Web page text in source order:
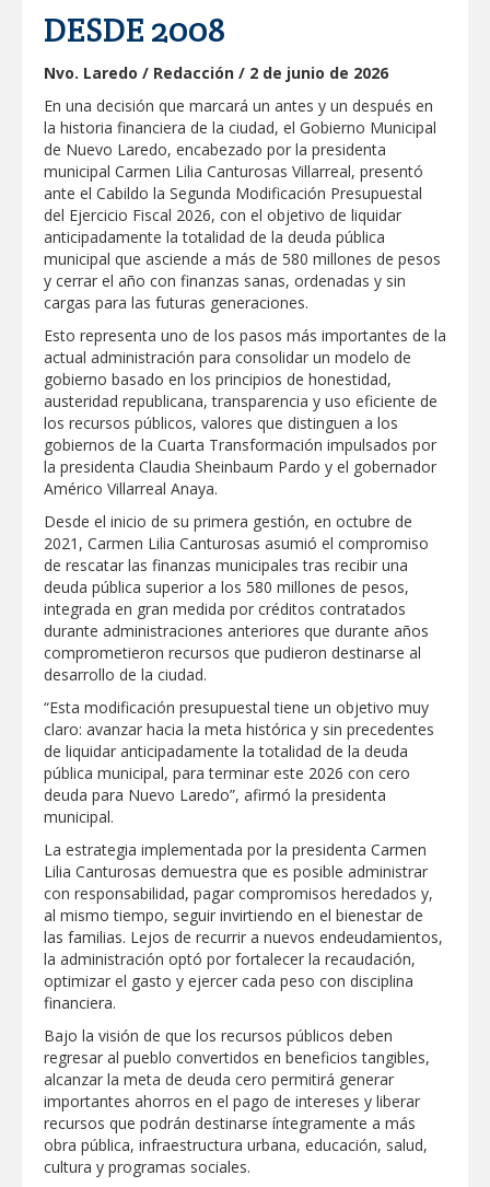
La UAT, Gobierno del Estado y
ganaderos consolidan proyecto “Carne
Tam
GOBIERNO MUNICIPAL INVITA A
CAMPAÑA DE TAMIZAJE AUDITIVO
GRATUITO PARA RECIÉN NACIDOS EN
CLÍNICA UNE NUEVA ERA
Entregó Carlos Peña Ortiz apoyos de
"Mamá Luchona", acompañado por la
Senadora Maki Esther Ortiz Domínguez
Instala Sector Salud Comité Estatal de
Calidad en Salud para garantizar un trato
digno y humanitario a los pacientes
GOBIERNO MUNICIPAL LLEVARÁ
“PRESIDENCIA CERQUITA DE TI” A LAS
COLONIAS JARDÍN Y SAN RAFAEL
Atiende Gobierno de Reynosa reportes
ciudadanos
ATIENDE COMAPA MÁS DE 1800
REPORTES RECIBIDOS A TRAVÉS DEL
073 DURANTE JULIO
Llevó Carlos Peña Ortiz programa
Subsidio del Agua a Valle Soleado
Prepara DIF Tamaulipas actividades para
conmemorar el mes de las personas
adultas mayores
ESCUELA DE MÚSICA DEL SISTEMA DIF
ABRE INSCRIPCIONES PARA EL CICLO
AGOSTO-DICIEMBRE
Logra STPS la generación de empleo
con más de 6 mil 900 colocaciones en
Tamaulipas
DESDE 2008
Nvo. Laredo / Redacción / 2 de junio de 2026
En una decisión que marcará un antes y un después en
la historia financiera de la ciudad, el Gobierno Municipal
de Nuevo Laredo, encabezado por la presidenta
municipal Carmen Lilia Canturosas Villarreal, presentó
ante el Cabildo la Segunda Modificación Presupuestal
del Ejercicio Fiscal 2026, con el objetivo de liquidar
anticipadamente la totalidad de la deuda pública
municipal que asciende a más de 580 millones de pesos
y cerrar el año con finanzas sanas, ordenadas y sin
cargas para las futuras generaciones.
Esto representa uno de los pasos más importantes de la
actual administración para consolidar un modelo de
gobierno basado en los principios de honestidad,
austeridad republicana, transparencia y uso eficiente de
los recursos públicos, valores que distinguen a los
gobiernos de la Cuarta Transformación impulsados por
la presidenta Claudia Sheinbaum Pardo y el gobernador
Américo Villarreal Anaya.
Desde el inicio de su primera gestión, en octubre de
2021, Carmen Lilia Canturosas asumió el compromiso
de rescatar las finanzas municipales tras recibir una
deuda pública superior a los 580 millones de pesos,
integrada en gran medida por créditos contratados
durante administraciones anteriores que durante años
comprometieron recursos que pudieron destinarse al
desarrollo de la ciudad.
“Esta modificación presupuestal tiene un objetivo muy
claro: avanzar hacia la meta histórica y sin precedentes
de liquidar anticipadamente la totalidad de la deuda
pública municipal, para terminar este 2026 con cero
deuda para Nuevo Laredo”, afirmó la presidenta
municipal.
La estrategia implementada por la presidenta Carmen
Lilia Canturosas demuestra que es posible administrar
con responsabilidad, pagar compromisos heredados y,
al mismo tiempo, seguir invirtiendo en el bienestar de
las familias. Lejos de recurrir a nuevos endeudamientos,
la administración optó por fortalecer la recaudación,
optimizar el gasto y ejercer cada peso con disciplina
financiera.
Bajo la visión de que los recursos públicos deben
regresar al pueblo convertidos en beneficios tangibles,
alcanzar la meta de deuda cero permitirá generar
importantes ahorros en el pago de intereses y liberar
recursos que podrán destinarse íntegramente a más
obra pública, infraestructura urbana, educación, salud,
cultura y programas sociales.